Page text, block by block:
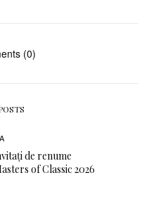
(0)
de renume
of Classic 2026